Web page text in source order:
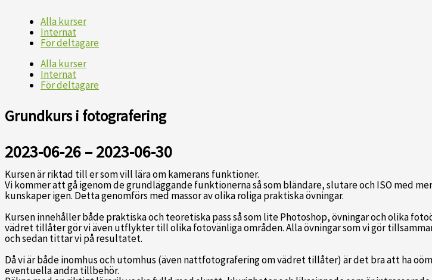
Alla kurser
Internat
För deltagare
Alla kurser
Internat
För deltagare
Grundkurs i fotografering
2023-06-26 – 2023-06-30
Kursen är riktad till er som vill lära om kamerans funktioner.
Vi kommer att gå igenom de grundläggande funktionerna så som bländare, slutare och ISO med
kunskaper igen. Detta genomförs med massor av olika roliga praktiska övningar.
Kursen innehåller både praktiska och teoretiska pass så som lite Photoshop, övningar och olika
vädret tillåter gör vi även utflykter till olika fotovänliga områden. Alla övningar som vi gör
och sedan tittar vi på resultatet.
Då vi är både inomhus och utomhus (även nattfotografering om vädret tillåter) är det bra att ha
eventuella andra tillbehör.